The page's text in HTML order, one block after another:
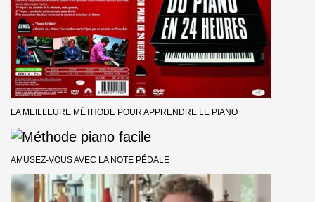
LA MEILLEURE MÉTHODE POUR APPRENDRE LE PIANO
AMUSEZ-VOUS AVEC LA NOTE PÉDALE